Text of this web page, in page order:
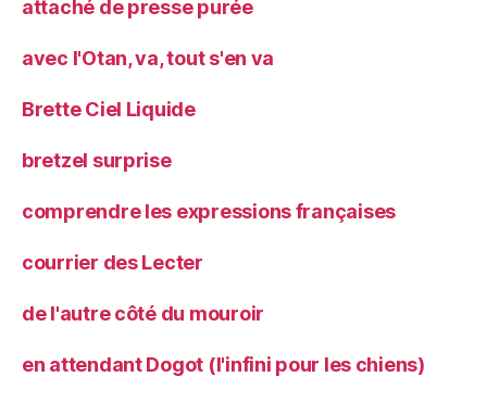
attaché de presse purée
avec l'Otan, va, tout s'en va
Brette Ciel Liquide
bretzel surprise
comprendre les expressions françaises
courrier des Lecter
de l'autre côté du mouroir
en attendant Dogot (l'infini pour les chiens)